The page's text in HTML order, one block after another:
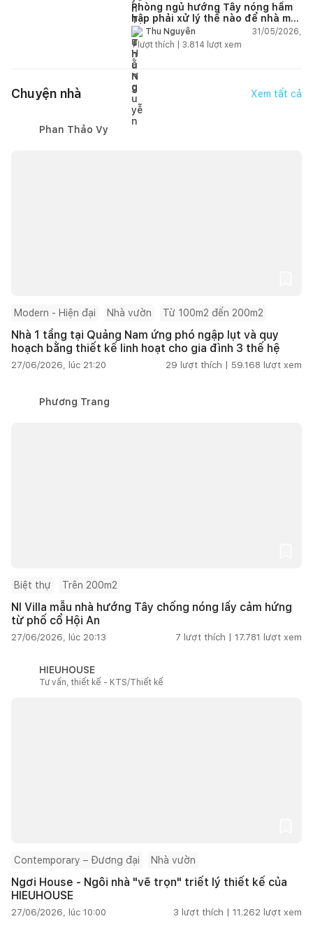
Phòng ngủ hướng Tây nóng hầm
hập phải xử lý thế nào để nhà mát
hơn?Thu Nguyễn
31/05/2026,
1lượt thích | 3.814 lượt xem
Chuyện nhà Xem tất cả
Phan Thảo Vy
Modern - Hiện đại Nhà vườn Từ 100m2 đến 200m2
Nhà 1 tầng tại Quảng Nam ứng phó ngập lụt và quy
hoạch bằng thiết kế linh hoạt cho gia đình 3 thế hệ
27/06/2026, lúc 21:20 29 lượt thích | 59.168 lượt xem
Phương Trang
Biệt thự Trên 200m2
NI Villa mẫu nhà hướng Tây chống nóng lấy cảm hứng
từ phố cổ Hội An
27/06/2026, lúc 20:13 7 lượt thích | 17.781 lượt xem
HIEUHOUSE
Tư vấn, thiết kế - KTS/Thiết kế
Contemporary – Đương đại Nhà vườn
Ngơi House - Ngôi nhà "vẽ trọn" triết lý thiết kế của
HIEUHOUSE
27/06/2026, lúc 10:00 3 lượt thích | 11.262 lượt xem